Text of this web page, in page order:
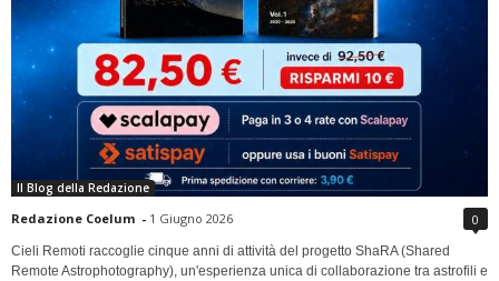
Il Blog della Redazione
Redazione Coelum - 1 Giugno 2026 0
Cieli Remoti raccoglie cinque anni di attività del progetto ShaRA (Shared
Remote Astrophotography), un'esperienza unica di collaborazione tra astrofili e